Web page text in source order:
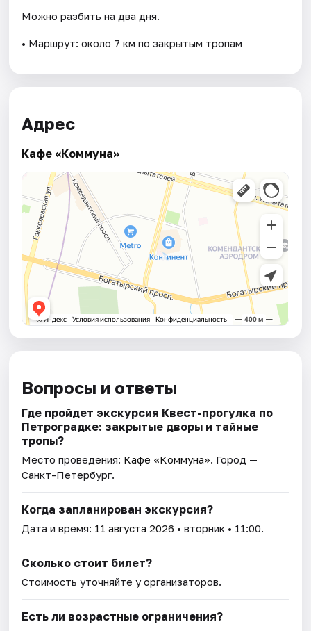
Можно разбить на два дня.
• Маршрут: около 7 км по закрытым тропам
Адрес
Кафе «Коммуна»
Вопросы и ответы
Где пройдет экскурсия Квест-прогулка по
Петроградке: закрытые дворы и тайные
тропы?
Место проведения: Кафе «Коммуна». Город —
Санкт-Петербург.
Когда запланирован экскурсия?
Дата и время: 11 августа 2026 • вторник • 11:00.
Сколько стоит билет?
Стоимость уточняйте у организаторов.
Есть ли возрастные ограничения?